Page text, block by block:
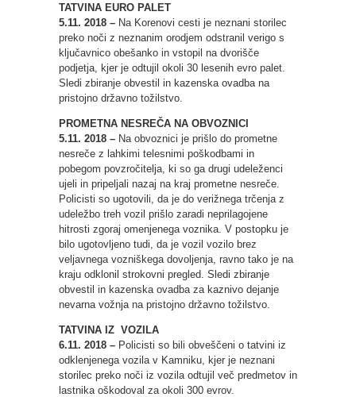
TATVINA EURO PALET
5.11. 2018 – Na Korenovi cesti je neznani storilec
preko noči z neznanim orodjem odstranil verigo s
ključavnico obešanko in vstopil na dvorišče
podjetja, kjer je odtujil okoli 30 lesenih evro palet.
Sledi zbiranje obvestil in kazenska ovadba na
pristojno državno tožilstvo.
PROMETNA NESREČA NA OBVOZNICI
5.11. 2018 – Na obvoznici je prišlo do prometne
nesreče z lahkimi telesnimi poškodbami in
pobegom povzročitelja, ki so ga drugi udeleženci
ujeli in pripeljali nazaj na kraj prometne nesreče.
Policisti so ugotovili, da je do verižnega trčenja z
udeležbo treh vozil prišlo zaradi neprilagojene
hitrosti zgoraj omenjenega voznika. V postopku je
bilo ugotovljeno tudi, da je vozil vozilo brez
veljavnega vozniškega dovoljenja, ravno tako je na
kraju odklonil strokovni pregled. Sledi zbiranje
obvestil in kazenska ovadba za kaznivo dejanje
nevarna vožnja na pristojno državno tožilstvo.
TATVINA IZ VOZILA
6.11. 2018 – Policisti so bili obveščeni o tatvini iz
odklenjenega vozila v Kamniku, kjer je neznani
storilec preko noči iz vozila odtujil več predmetov in
lastnika oškodoval za okoli 300 evrov.